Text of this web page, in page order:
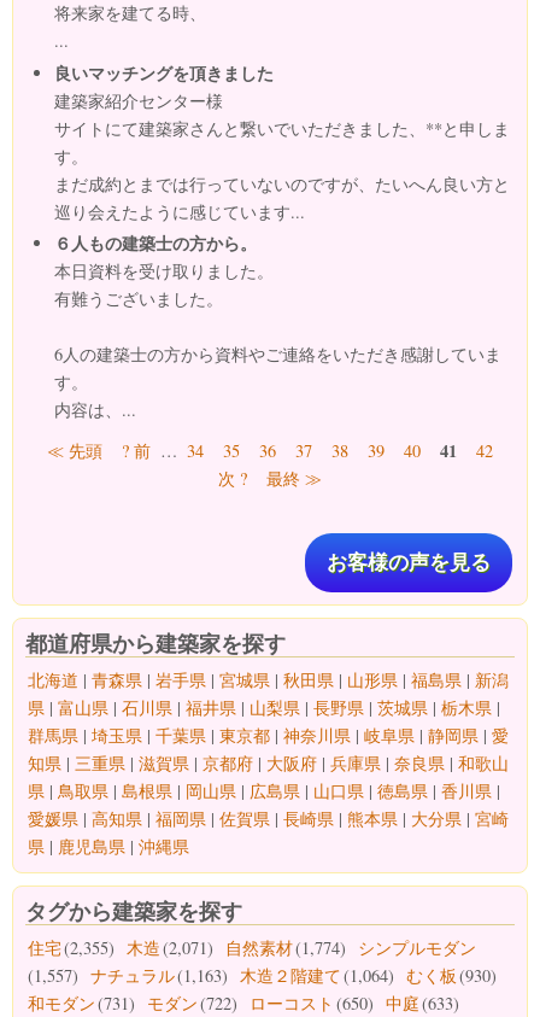
将来家を建てる時、
...
良いマッチングを頂きました
建築家紹介センター様
サイトにて建築家さんと繋いでいただきました、**と申しま
す。
まだ成約とまでは行っていないのですが、たいへん良い方と
巡り会えたように感じています...
６人もの建築士の方から。
本日資料を受け取りました。
有難うございました。
6人の建築士の方から資料やご連絡をいただき感謝していま
す。
内容は、...
ページ
≪ 先頭 ? 前 … 34 35 36 37 38 39 40 41
42
次 ?
最終 ≫
お客様の声を見る
都道府県から建築家を探す
北海道 | 青森県 | 岩手県 | 宮城県 | 秋田県 | 山形県 | 福島県 | 新潟
県 | 富山県 | 石川県 | 福井県 | 山梨県 | 長野県 | 茨城県 | 栃木県 |
群馬県 | 埼玉県 | 千葉県 | 東京都 | 神奈川県 | 岐阜県 | 静岡県 | 愛
知県 | 三重県 | 滋賀県 | 京都府 | 大阪府 | 兵庫県 | 奈良県 | 和歌山
県 | 鳥取県 | 島根県 | 岡山県 | 広島県 | 山口県 | 徳島県 | 香川県 |
愛媛県 | 高知県 | 福岡県 | 佐賀県 | 長崎県 | 熊本県 | 大分県 | 宮崎
県 | 鹿児島県 | 沖縄県
タグから建築家を探す
住宅(2,355) 木造(2,071) 自然素材(1,774)
シンプルモダン
(1,557) ナチュラル(1,163) 木造２階建て(1,064) むく板 (930)
和モダン(731) モダン(722) ローコスト (650) 中庭(633)